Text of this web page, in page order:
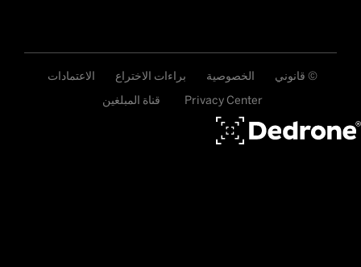
© قانوني الخصوصية براءات الاختراع
الاعتمادات
Privacy Center
قناة المبلغين